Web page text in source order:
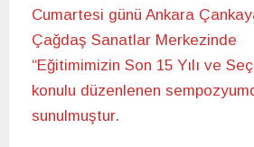
Cumartesi günü Ankara
Çağdaş Sanatlar Merkezinde
“Eğitimimizin Son 15 Yılı ve
konulu düzenlenen
sunulmuştur.